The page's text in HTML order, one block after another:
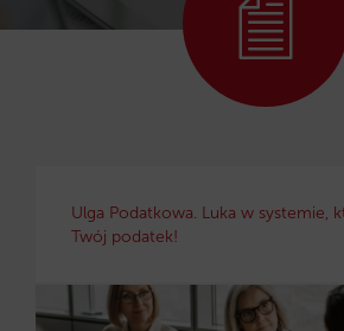
Ulga Podatkowa. Luka w systemie,
Twój podatek!